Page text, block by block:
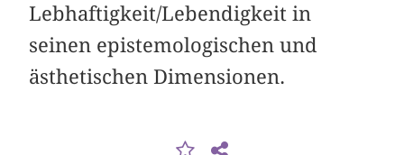
Lebhaftigkeit/Lebendigkeit in
seinen epistemologischen und
ästhetischen Dimensionen.